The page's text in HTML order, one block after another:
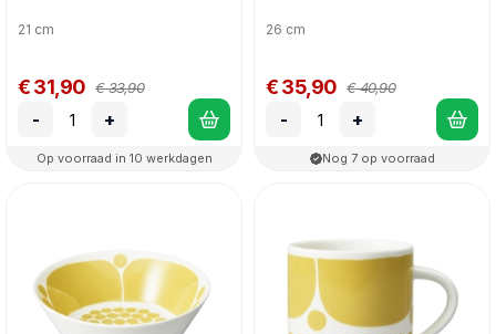
21 cm
€ 31,90 € 33,90
- +
Op voorraad in 10 werkdagen
26 cm
€ 35,90 € 40,90
- +
Nog 7 op voorraad